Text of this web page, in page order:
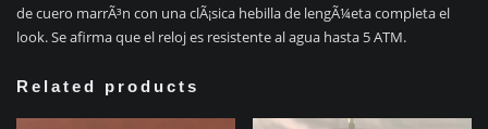
de cuero marrÃ³n con una clÃ¡sica hebilla de lengÃ¼eta completa el
look. Se afirma que el reloj es resistente al agua hasta 5 ATM.
Related products